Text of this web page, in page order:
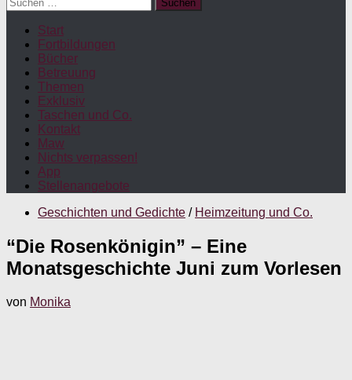
nach:
Start
Fortbildungen
Bücher
Betreuung
Themen
Exklusiv
Taschen und Co.
Kontakt
Maw
Nichts verpassen!
App
Stellenangebote
Geschichten und Gedichte / Heimzeitung und Co.
“Die Rosenkönigin” – Eine
Monatsgeschichte Juni zum Vorlesen
von Monika